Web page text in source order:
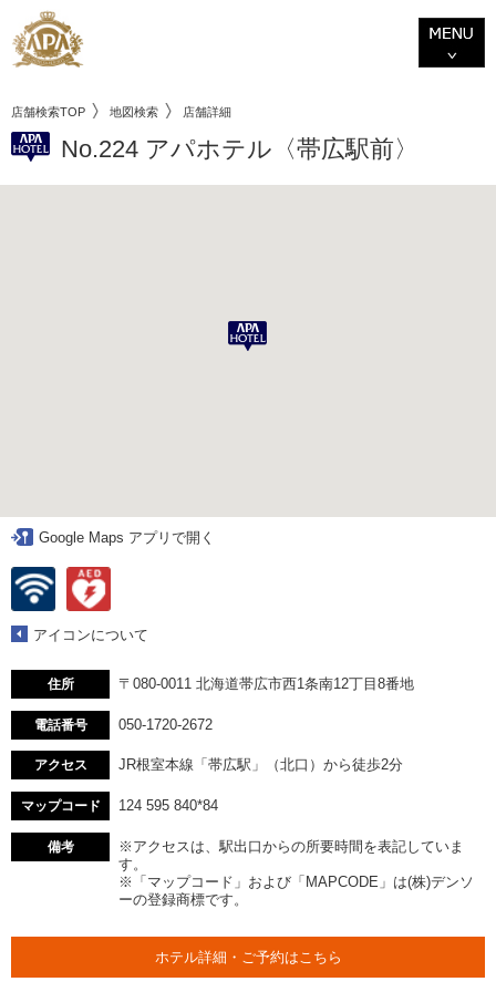
店舗検索TOP 地図検索 店舗詳細
No.224 アパホテル〈帯広駅前〉
Google Maps アプリで開く
アイコンについて
住所 〒080-0011 北海道帯広市西1条南12丁目8番地
電話番号 050-1720-2672
アクセス JR根室本線「帯広駅」（北口）から徒歩2分
マップコード 124 595 840*84
備考
※アクセスは、駅出口からの所要時間を表記していま
す。
※「マップコード」および「MAPCODE」は(株)デンソ
ーの登録商標です。
ホテル詳細・ご予約はこちら